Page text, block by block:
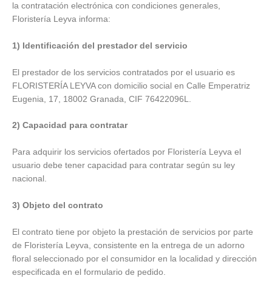
la contratación electrónica con condiciones generales,
Floristería Leyva informa:
1) Identificación del prestador del servicio
El prestador de los servicios contratados por el usuario es
FLORISTERÍA LEYVA con domicilio social en Calle Emperatriz
Eugenia, 17, 18002 Granada, CIF 76422096L.
2) Capacidad para contratar
Para adquirir los servicios ofertados por Floristería Leyva el
usuario debe tener capacidad para contratar según su ley
nacional.
3) Objeto del contrato
El contrato tiene por objeto la prestación de servicios por parte
de Floristería Leyva, consistente en la entrega de un adorno
floral seleccionado por el consumidor en la localidad y dirección
especificada en el formulario de pedido.